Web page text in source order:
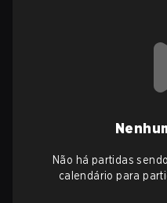
Não há partidas
calendário para